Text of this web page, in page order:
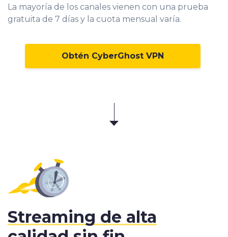
La mayoría de los canales vienen con una prueba
gratuita de 7 días y la cuota mensual varía.
Obtén CyberGhost VPN
Streaming de alta